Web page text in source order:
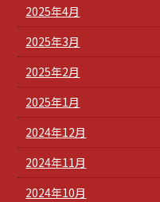
2025年4月
2025年3月
2025年2月
2025年1月
2024年12月
2024年11月
2024年10月